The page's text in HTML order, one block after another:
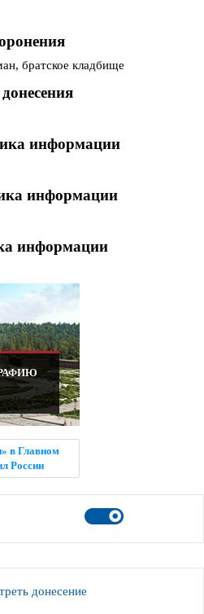
братское кладбище
информации
информации
информации
в Главном
России
донесение